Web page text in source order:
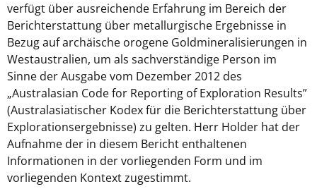
verfügt über ausreichende Erfahrung im Bereich der
Berichterstattung über metallurgische Ergebnisse in
Bezug auf archäische orogene Goldmineralisierungen in
Westaustralien, um als sachverständige Person im
Sinne der Ausgabe vom Dezember 2012 des
„Australasian Code for Reporting of Exploration Results”
(Australasiatischer Kodex für die Berichterstattung über
Explorationsergebnisse) zu gelten. Herr Holder hat der
Aufnahme der in diesem Bericht enthaltenen
Informationen in der vorliegenden Form und im
vorliegenden Kontext zugestimmt.